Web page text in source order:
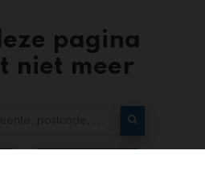
pagina
niet meer